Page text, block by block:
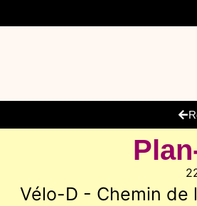
Vélo-D - Chemin de